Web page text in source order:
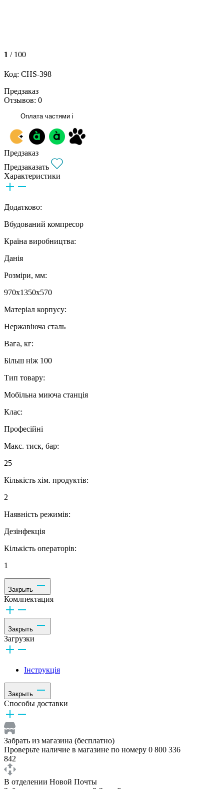
1 / 100
Код: CHS-398
Предзаказ
Отзывов: 0
Оплата частями i
Предзаказ
Предзаказать
Характеристики
Додатково:
Вбудований компресор
Країна виробництва:
Данія
Розміри, мм:
970х1350х570
Матеріал корпусу:
Нержавіюча сталь
Вага, кг:
Більш ніж 100
Тип товару:
Мобільна миюча станція
Клас:
Професійні
Макс. тиск, бар:
25
Кількість хім. продуктів:
2
Наявність режимів:
Дезінфекція
Кількість операторів:
1
Закрыть
Комлпектация
Закрыть
Загрузки
Інструкція
Закрыть
Способы доставки
Забрать из магазина (бесплатно)
Проверьте наличие в магазине по номеру 0 800 336
842
В отделении Новой Почты